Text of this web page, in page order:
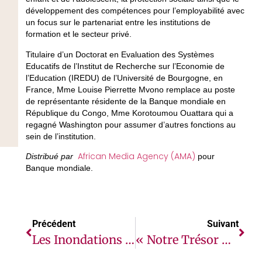
développement des compétences pour l’employabilité avec
un focus sur le partenariat entre les institutions de
formation et le secteur privé.
Titulaire d’un Doctorat en Evaluation des Systèmes
Educatifs de l’Institut de Recherche sur l’Economie de
l’Education (IREDU) de l’Université de Bourgogne, en
France, Mme Louise Pierrette Mvono remplace au poste
de représentante résidente de la Banque mondiale en
République du Congo, Mme Korotoumou Ouattara qui a
regagné Washington pour assumer d’autres fonctions au
sein de l’institution.
Distribué par African Media Agency (AMA) pour
Banque mondiale.
Précédent
Les Inondations Et L’instabilité De L’environnement Sécuritaire Ont Freiné La Reprise Économique Attendue Du Tchad, Selon La Banque Mondiale
Suivant
« Notre Trésor Meurt » : Le Littoral Ouest-Africain En Lutte Contre Les Déchets Plastiques